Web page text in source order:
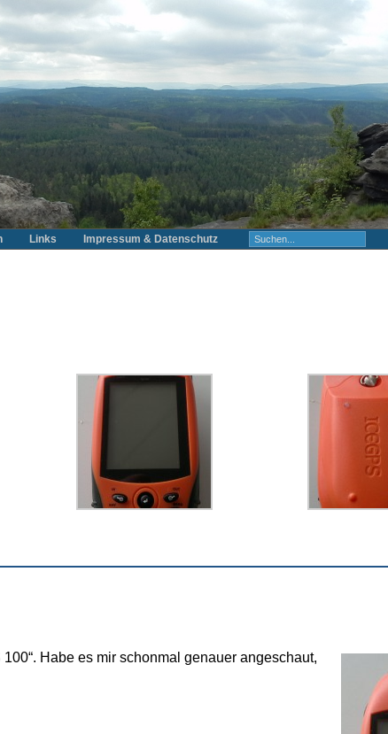
Links Impressum & Datenschutz
Habe es mir schonmal genauer angeschaut,